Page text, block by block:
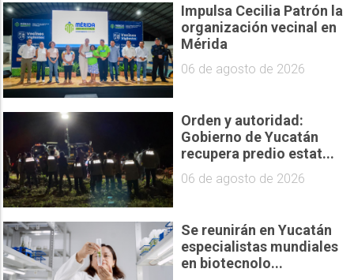
Impulsa Cecilia Patrón la
organización vecinal en
Mérida
06 de agosto de 2026
Orden y autoridad:
Gobierno de Yucatán
recupera predio estat...
06 de agosto de 2026
Se reunirán en Yucatán
especialistas mundiales
en biotecnolo...